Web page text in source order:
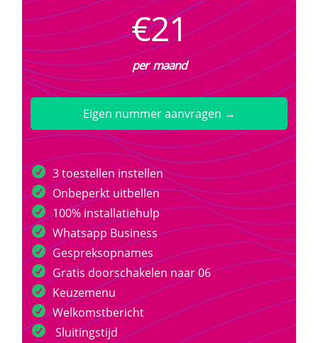
€21
per maand
Eigen nummer aanvragen →
3 toestellen instellen
Onbeperkt uitbellen
100% installatiehulp
Whatsapp Business
Gespreksopnames
Gratis doorschakelen naar 06
Keuzemenu
Welkomstbericht
Sluitingstijd